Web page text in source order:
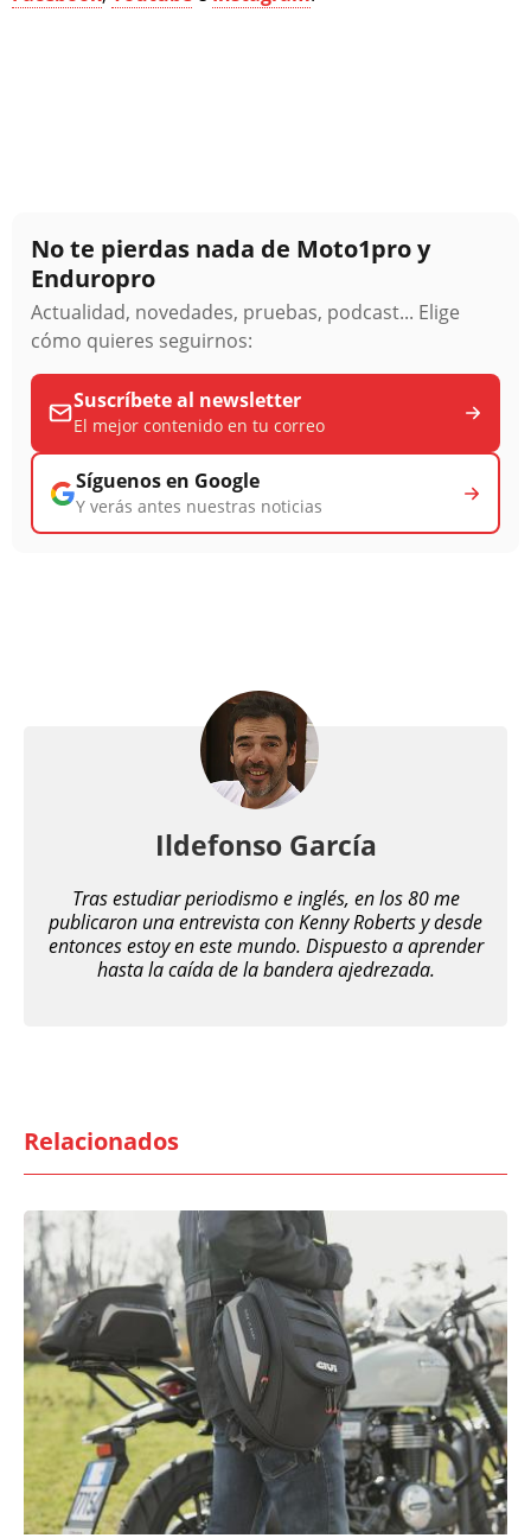
No te pierdas nada de Moto1pro y
Enduropro
Actualidad, novedades, pruebas, podcast... Elige
cómo quieres seguirnos:
Suscríbete al newsletter
El mejor contenido en tu correo
Síguenos en Google
Y verás antes nuestras noticias
Ildefonso García
Tras estudiar periodismo e inglés, en los 80 me
publicaron una entrevista con Kenny Roberts y desde
entonces estoy en este mundo. Dispuesto a aprender
hasta la caída de la bandera ajedrezada.
Relacionados